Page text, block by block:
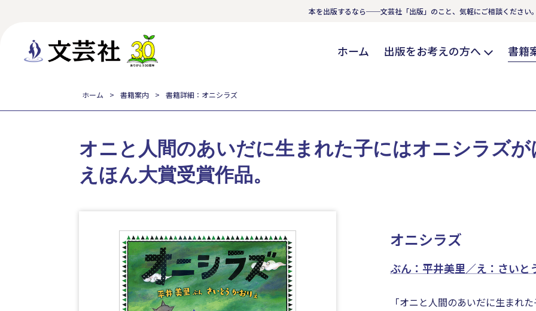
本を出版するなら──文芸社「出版」のこと、気軽にご相談ください。
ホーム 出版をお考えの方へ 書籍
ホーム 書籍案内 書籍詳細：オニシラズ
オニシラズ
ぶん：平井美里／え：さいと
オニと人間のあいだに生まれた子にはオニシラズが
えほん大賞受賞作品。
「オニと人間のあいだに生まれ